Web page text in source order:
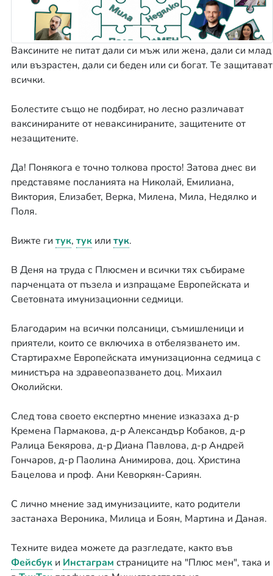
Ваксините не питат дали си мъж или жена, дали си млад
или възрастен, дали си беден или си богат. Те защитават
всички.
Болестите също не подбират, но лесно различават
ваксинираните от неваксинираните, защитените от
незащитените.
Да! Понякога е точно толкова просто! Затова днес ви
представяме посланията на Николай, Емилиана,
Виктория, Елизабет, Верка, Милена, Мила, Недялко и
Поля.
Вижте ги тук, тукили тук.
В Деня на труда с Плюсмен и всички тях събираме
парченцата от пъзела и изпращаме Европейската и
Световната имунизационни седмици.
Благодарим на всички полсаници, съмишленици и
приятели, които се включиха в отбелязването им.
Стартирахме Европейската имунизационна седмица с
министъра на здравеопазването доц. Михаил
Околийски.
След това своето експертно мнение изказаха д-р
Кремена Пармакова, д-р Александър Кобаков, д-р
Ралица Бекярова, д-р Диана Павлова, д-р Андрей
Гончаров, д-р Паолина Анимирова, доц. Христина
Бацелова и проф. Ани Кеворкян-Сариян.
С лично мнение зад имунизациите, като родители
застанаха Вероника, Милица и Боян, Мартина и Даная.
Техните видеа можете да разгледате, както във
Фейсбуки Инстаграм страниците на "Плюс мен", така и